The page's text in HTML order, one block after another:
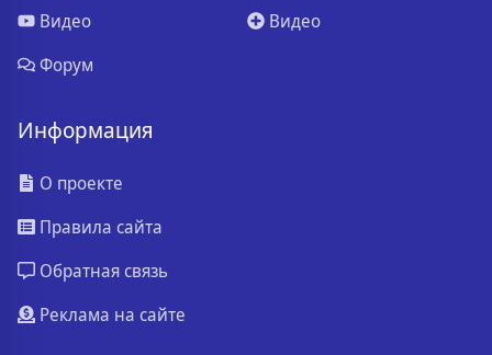
Видео
Форум
Видео
Информация
О проекте
Правила сайта
Обратная связь
Реклама на сайте